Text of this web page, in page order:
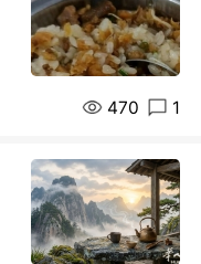
470 1